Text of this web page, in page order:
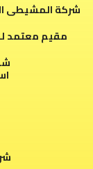
شركة المشيطى العقارية
مقيم معتمد